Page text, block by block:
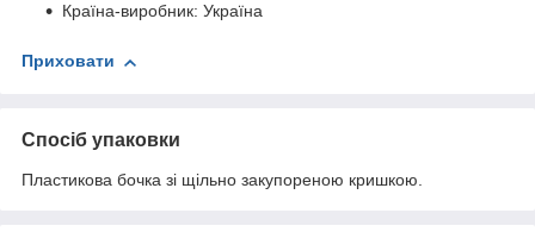
Країна-виробник: Україна
Приховати
Спосіб упаковки
Пластикова бочка зі щільно закупореною кришкою.